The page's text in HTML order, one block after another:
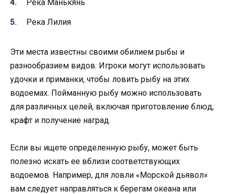
Река Манькянь
Река Лилия
Эти места известны своими обилием рыбы и
разнообразием видов. Игроки могут использовать
удочки и приманки, чтобы ловить рыбу на этих
водоемах. Пойманную рыбу можно использовать
для различных целей, включая приготовление блюд,
крафт и получение наград.
Если вы ищете определенную рыбу, может быть
полезно искать ее вблизи соответствующих
водоемов. Например, для ловли «Морской дьявол»
вам следует направляться к берегам океана или